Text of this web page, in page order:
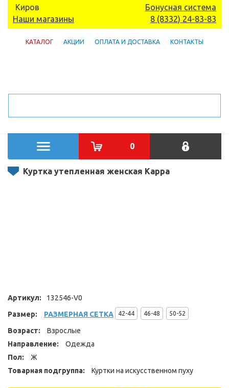
Киров
Наши магазины
Бонусная система
8 (8332) 24-83-83
КАТАЛОГ АКЦИИ ОПЛАТА И ДОСТАВКА КОНТАКТЫ
0
Куртка утепленная женская Kappa
Артикул:
132546-V0
Размер:
РАЗМЕРНАЯ СЕТКА 42-44 46-48 50-52
Возраст:
Взрослые
Направление:
Одежда
Пол:
Ж
Товарная подгруппа:
Куртки на искусственном пуху